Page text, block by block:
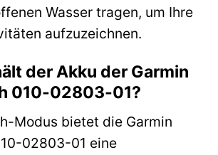
Wasser tragen, um Ihre
aufzuzeichnen.
der Akku der Garmin
010-02803-01?
Modus bietet die Garmin
02803-01 eine